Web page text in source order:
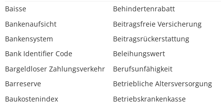
Baisse
Bankenaufsicht
Bankensystem
Bank Identifier Code
Bargeldloser Zahlungsverkehr
Barreserve
Baukostenindex
Behindertenrabatt
Beitragsfreie Versicherung
Beitragsrückerstattung
Beleihungswert
Berufsunfähigkeit
Betriebliche Altersversorgung
Betriebskrankenkasse